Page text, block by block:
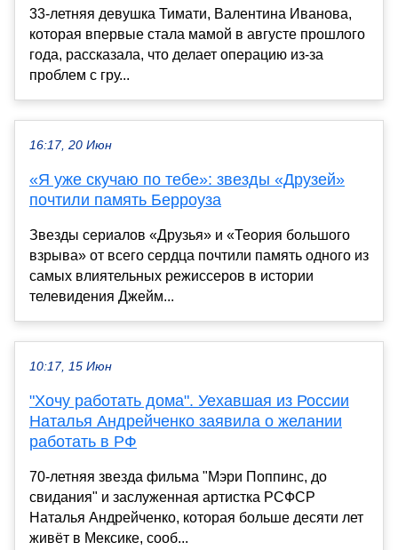
33-летняя девушка Тимати, Валентина Иванова,
которая впервые стала мамой в августе прошлого
года, рассказала, что делает операцию из-за
проблем с гру...
16:17, 20 Июн
«Я уже скучаю по тебе»: звезды «Друзей»
почтили память Берроуза
Звезды сериалов «Друзья» и «Теория большого
взрыва» от всего сердца почтили память одного из
самых влиятельных режиссеров в истории
телевидения Джейм...
10:17, 15 Июн
"Хочу работать дома". Уехавшая из России
Наталья Андрейченко заявила о желании
работать в РФ
70-летняя звезда фильма "Мэри Поппинс, до
свидания" и заслуженная артистка РСФСР
Наталья Андрейченко, которая больше десяти лет
живёт в Мексике, сооб...